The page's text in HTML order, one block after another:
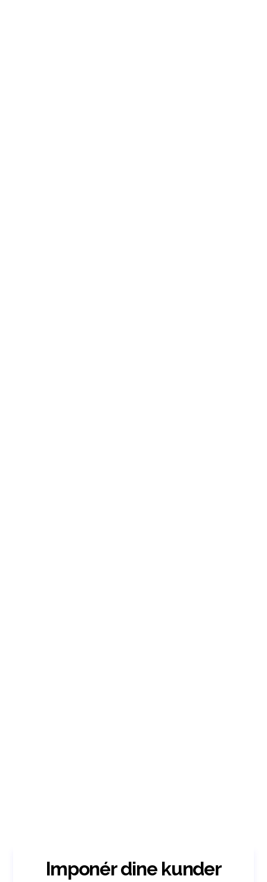
Imponér dine kunder